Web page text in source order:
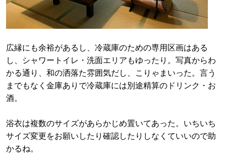
広縁にも余裕があるし、冷蔵庫のための専用区画はある
し、シャワートイレ・洗面エリアもゆったり。写真からわ
かる通り、和の洒落た雰囲気だし、こりゃまいった。言う
までもなく金庫ありで冷蔵庫には別途精算のドリンク・お
酒。
浴衣は複数のサイズがあらかじめ置いてあった。いちいち
サイズ変更をお願いしたり確認したりしなくていいので助
かるね。